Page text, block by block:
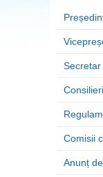
Secretar
Comisii
Anunț